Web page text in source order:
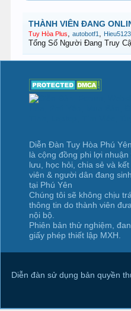
THÀNH VIÊN ĐANG
Tuy Hòa Plus,autobotf1 ,
Tổng Số Người Đang Truy
Diễn Đàn Tuy Hòa Phú
là cộng đồng phi lợi
lưu, học hỏi, chia sẻ và
viên & người dân đang
tại Phú Yên
Chúng tôi sẽ không chịu
thông tin do thành viên
nội bộ.
Phiên bản thử nghiệm,
giấy phép thiết lập MXH.
Diễn đàn sử dụng bản quyền